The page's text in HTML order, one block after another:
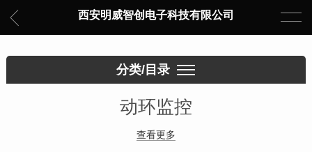
西安明威智创电子科技有限公司
分类/目录
动环监控
查看更多